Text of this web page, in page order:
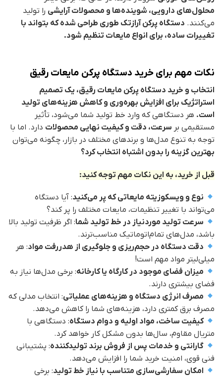
محلول‌های دارویی، شوینده‌ها و محصولات آرایشی را تولید
می‌کنند. دستگاه پرکن آرازتک طوری طراحی شده که بتواند با
تغییرات ساده، برای انواع مایعات تنظیم شود.
نکات مهم برای خرید دستگاه پرکن مایعات رقیق
انتخاب و خرید دستگاه پرکن مایعات رقیق، یک تصمیم
استراتژیک برای افزایش بهره‌وری و کاهش هزینه‌های تولید
است. هر دستگاهی که وارد خط تولید شما می‌شود، تأثیر
مستقیمی بر سرعت، دقت و کیفیت نهایی محصولات دارد. اما با
توجه به تنوع مدل‌ها و برندهای مختلف در بازار، چگونه می‌توان
بهترین گزینه را بدون اشتباه انتخاب کرد؟
قبل از خرید، به این نکات مهم توجه کنید:
نوع و ویسکوزیته مایعاتی که پر می‌کنید: آیا دستگاه
می‌تواند با تغییر تنظیمات، مایعات مختلف را پر کند؟
سرعت تولید موردنیاز در خط تولید شما: اگر ظرفیت تولید بالا
باشد، مدل‌های تمام‌اتوماتیک مناسب‌ترند.
دقت دستگاه در حجم‌ریزی و جلوگیری از هدررفت مواد: هر
میلی‌لیتر مواد مهم است!
میزان فضای موجود در کارگاه یا کارخانه: برخی مدل‌ها نیاز به
فضای بیشتری دارند.
مصرف انرژی دستگاه و هزینه‌های عملیاتی: انتخاب مدلی که
مصرف برق کمتری دارد، هزینه‌های شما را کاهش می‌دهد.
کیفیت ساخت، مواد اولیه و دوام دستگاه: دستگاهی با
متریال مقاوم، سال‌ها بدون مشکل کار خواهد کرد.
گارانتی و خدمات پس از فروش برند تولیدکننده: پشتیبانی
فنی قوی، امنیت خرید شما را افزایش می‌دهد.
امکان سفارشی‌سازی متناسب با نیاز خط تولید: برخی